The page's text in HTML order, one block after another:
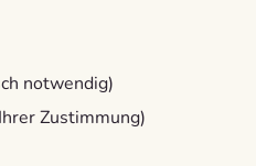
notwendig)
Zustimmung)